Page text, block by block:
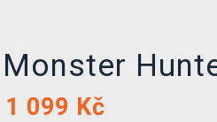
Monster
1 099 Kč